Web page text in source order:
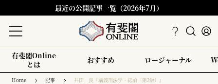
最近の公開記事一覧（2026年7月）
有斐閣Online
とは
おすすめ ロージャーナル
Home 記事 井田 良『講義刑法学・総論〔第2版〕』